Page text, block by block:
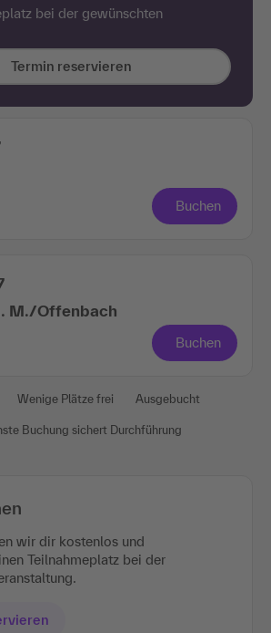
bei der gewünschten
Termin reservieren
M./Offenbach
Wenige Plätze frei Ausgebucht
Buchung sichert Durchführung
wir dir kostenlos und
Teilnahmeplatz bei der